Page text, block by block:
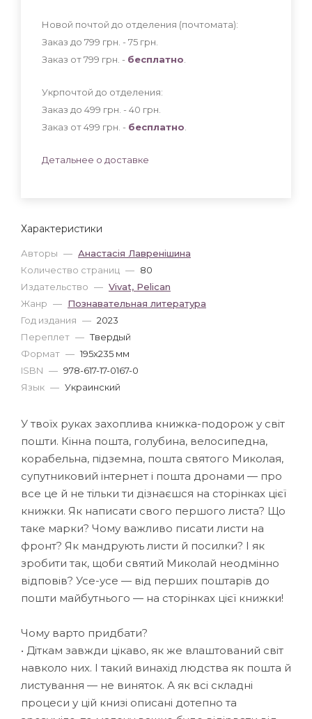
Характеристики
Авторы — Анастасія Лавренішина
Количество страниц — 80
Издательство — Vivat, Pelican
Жанр — Познавательная литература
Год издания — 2023
Переплет — Твердый
Формат — 195x235 мм
ISBN — 978-617-17-0167-0
Язык — Украинский
Новой почтой до отделения (почтомата):
Заказ до 799 грн. - 75 грн
Заказ от 799 грн. - бесплатно
Укрпочтой до отделения:
Заказ до 499 грн. - 40 грн
Заказ от 499 грн. - бесплатно
Детальнее о доставке
У твоїх руках захоплива книжка-подорож у світ
пошти. Кінна пошта, голубина, велосипедна,
корабельна, підземна, пошта святого Миколая,
супутниковий інтернет і пошта дронами — про
все це й не тільки ти дізнаєшся на сторінках цієї
книжки. Як написати свого першого листа? Що
таке марки? Чому важливо писати листи на
фронт? Як мандрують листи й посилки? І як
зробити так, щоби святий Миколай неодмінно
відповів? Усе-усе — від перших поштарів до
пошти майбутнього — на сторінках цієї книжки!
Чому варто придбати?
• Діткам завжди цікаво, як же влаштований світ
навколо них. І такий винахід людства як пошта й
листування — не виняток. А як всі складні
процеси у цій книзі описані дотепно та